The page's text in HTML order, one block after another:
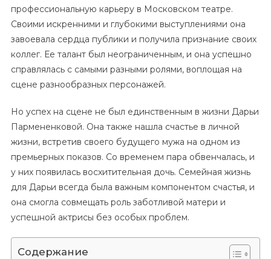
профессиональную карьеру в Московском театре.
Своими искренними и глубокими выступлениями она
завоевала сердца публики и получила признание своих
коллег. Ее талант был неограниченным, и она успешно
справлялась с самыми разными ролями, воплощая на
сцене разнообразных персонажей.
Но успех на сцене не был единственным в жизни Дарьи
Пармененковой. Она также нашла счастье в личной
жизни, встретив своего будущего мужа на одном из
премьерных показов. Со временем пара обвенчалась, и
у них появилась восхитительная дочь. Семейная жизнь
для Дарьи всегда была важным компонентом счастья, и
она смогла совмещать роль заботливой матери и
успешной актрисы без особых проблем.
Содержание